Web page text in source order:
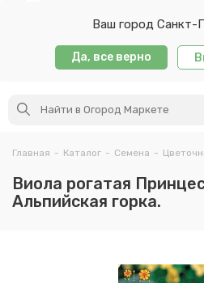
Ваш город Санкт-
Да, все верно
Главная - Каталог - Семена -
Виола рогатая
Альпийская горка.